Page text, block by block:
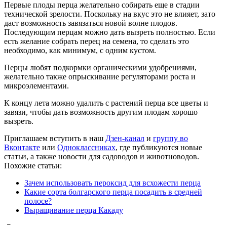
Первые плоды перца желательно собирать еще в стадии
технической зрелости. Поскольку на вкус это не влияет, зато
даст возможность завязаться новой волне плодов.
Последующим перцам можно дать вызреть полностью. Если
есть желание собрать перец на семена, то сделать это
необходимо, как минимум, с одним кустом.
Перцы любят подкормки органическими удобрениями,
желательно также опрыскивание регуляторами роста и
микроэлементами.
К концу лета можно удалить с растений перца все цветы и
завязи, чтобы дать возможность другим плодам хорошо
вызреть.
Приглашаем вступить в наш Дзен-канал и группу во
Вконтакте или Одноклассниках, где публикуются новые
статьи, а также новости для садоводов и животноводов.
Похожие статьи:
Зачем использовать пероксид для всхожести перца
Какие сорта болгарского перца посадить в средней
полосе?
Выращивание перца Какаду